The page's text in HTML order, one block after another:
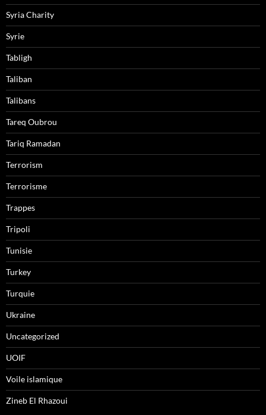
Syria Charity
Syrie
Tabligh
Taliban
Talibans
Tareq Oubrou
Tariq Ramadan
Terrorism
Terrorisme
Trappes
Tripoli
Tunisie
Turkey
Turquie
Ukraine
Uncategorized
UOIF
Voile islamique
Zineb El Rhazoui